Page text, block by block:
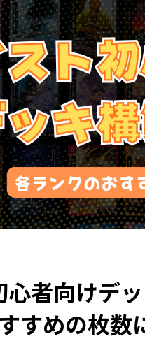
者向けデ
すすめの枚数